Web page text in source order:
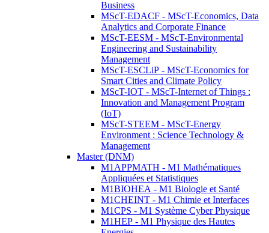
Business
MScT-EDACF - MScT-Economics, Data
Analytics and Corporate Finance
MScT-EESM - MScT-Environmental
Engineering and Sustainability
Management
MScT-ESCLiP - MScT-Economics for
Smart Cities and Climate Policy
MScT-IOT - MScT-Internet of Things :
Innovation and Management Program
(IoT)
MScT-STEEM - MScT-Energy
Environment : Science Technology &
Management
Master (DNM)
M1APPMATH - M1 Mathématiques
Appliquées et Statistiques
M1BIOHEA - M1 Biologie et Santé
M1CHEINT - M1 Chimie et Interfaces
M1CPS - M1 Système Cyber Physique
M1HEP - M1 Physique des Hautes